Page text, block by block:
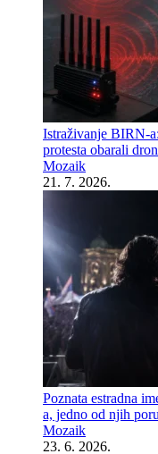
Istraživanje BIRN-
protesta obarali
Mozaik
21. 7. 2026.
Poznata estradna
a, jedno od njih
Mozaik
23. 6. 2026.